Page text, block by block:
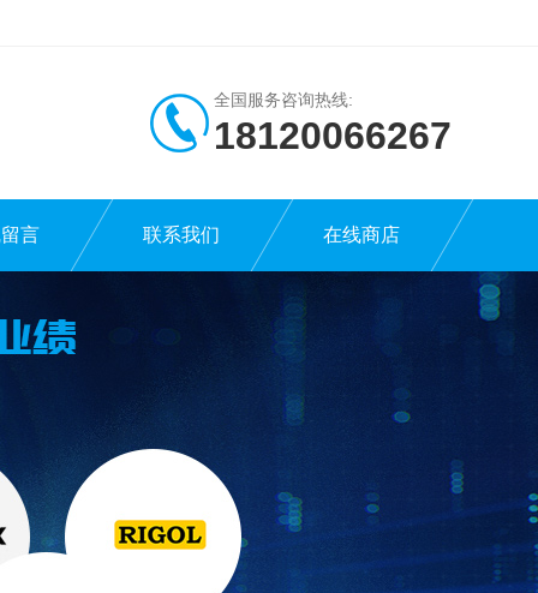
全国服务咨询热线:
18120066267
言 联系我们 在线商店